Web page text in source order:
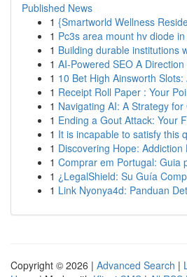
Published News
1 {Smartworld Wellness
1 Pc3s area mount hv diode
1 Building durable institutions
1 AI-Powered SEO A
1 10 Bet High Ainsworth
1 Receipt Roll Paper : Your
1 Navigating AI: A Strategy
1 Ending a Gout Attack: Your
1 It is incapable to satisfy this
1 Discovering Hope: Addiction
1 Comprar em Portugal: Guia
1 ¿LegalShield: Su Guía
1 Link Nyonya4d: Panduan
Copyright © 2026 | Advanced Search |